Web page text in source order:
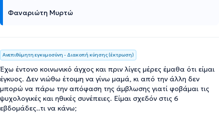
Φαναριώτη Μυρτώ
Ανεπιθύμητη εγκυμοσύνη - Διακοπή κύησης (έκτρωση)
Έχω έντονο κοινωνικό άγχος και πριν λίγες μέρες έμαθα ότι είμαι
έγκυος. Δεν νιώθω έτοιμη να γίνω μαμά, κι από την άλλη δεν
μπορώ να πάρω την απόφαση της άμβλωσης γιατί φοβάμαι τις
ψυχολογικές και ηθικές συνέπειες. Είμαι σχεδόν στις 6
εβδομάδες..τι να κάνω;